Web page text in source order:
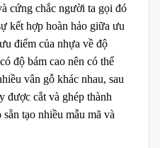
cứng chắc người ta gọi đó
kết hợp hoàn hảo giữa ưu
điểm của nhựa về độ
độ bám cao nên có thể
vân gỗ khác nhau, sau
được cắt và ghép thành
tạo nhiều mẫu mã và